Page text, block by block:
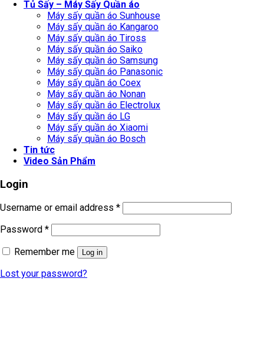
Tủ Sấy – Máy Sấy Quần áo
Máy sấy quần áo Sunhouse
Máy sấy quần áo Kangaroo
Máy sấy quần áo Tiross
Máy sấy quần áo Saiko
Máy sấy quần áo Samsung
Máy sấy quần áo Panasonic
Máy sấy quần áo Coex
Máy sấy quần áo Nonan
Máy sấy quần áo Electrolux
Máy sấy quần áo LG
Máy sấy quần áo Xiaomi
Máy sấy quần áo Bosch
Tin tức
Video Sản Phẩm
Login
Username or email address *
Password *
Remember me
Log in
Lost your password?